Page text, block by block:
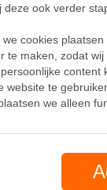
Laceless Soft
250,00
deze ook verder
we cookies
te maken, zodat
content
website te
we alleen